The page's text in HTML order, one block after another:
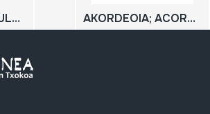
GARBITZEKO TAULA; TABLA DE LAVAR; WASHBOARD AKORDEOIA; ACORDEON